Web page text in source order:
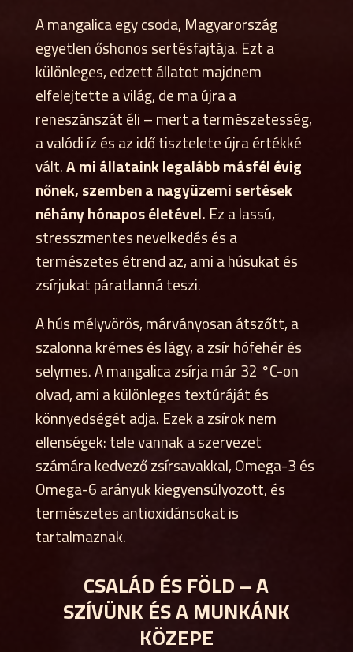
A mangalica egy csoda, Magyarország
egyetlen őshonos sertésfajtája. Ezt a
különleges, edzett állatot majdnem
elfelejtette a világ, de ma újra a
reneszánszát éli – mert a természetesség,
a valódi íz és az idő tisztelete újra értékké
vált.A mi állataink legalább másfél évig
nőnek, szemben a nagyüzemi sertések
néhány hónapos életével.Ez a lassú,
stresszmentes nevelkedés és a
természetes étrend az, ami a húsukat és
zsírjukat páratlanná teszi.
A hús mélyvörös, márványosan átszőtt, a
szalonna krémes és lágy, a zsír hófehér és
selymes. A mangalica zsírja már 32 °C-on
olvad, ami a különleges textúráját és
könnyedségét adja. Ezek a zsírok nem
ellenségek: tele vannak a szervezet
számára kedvező zsírsavakkal, Omega-3 és
Omega-6 arányuk kiegyensúlyozott, és
természetes antioxidánsokat is
tartalmaznak.
CSALÁD ÉS FÖLD – A
SZÍVÜNK ÉS A MUNKÁNK
KÖZEPE